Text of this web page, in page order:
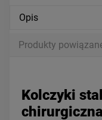
Opis
Produkty
Kolczyki stal